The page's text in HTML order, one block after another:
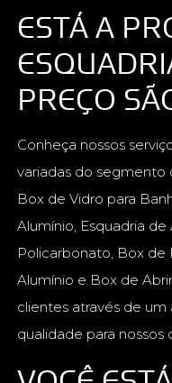
ESTÁ A
PREÇO
Conheça nossos
variadas do segmento
Box de Vidro para
Alumínio, Esquadria
Policarbonato, Box de
Alumínio e Box de
clientes através de
qualidade para nossos